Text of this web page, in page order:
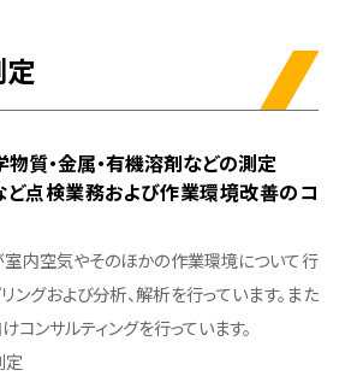
物質・金属・有機溶剤などの測定
点検業務および作業環境改善のコ
内空気やそのほかの作業環境について行
ングおよび分析、解析を行っています。また
ンサルティングを行っています。
定